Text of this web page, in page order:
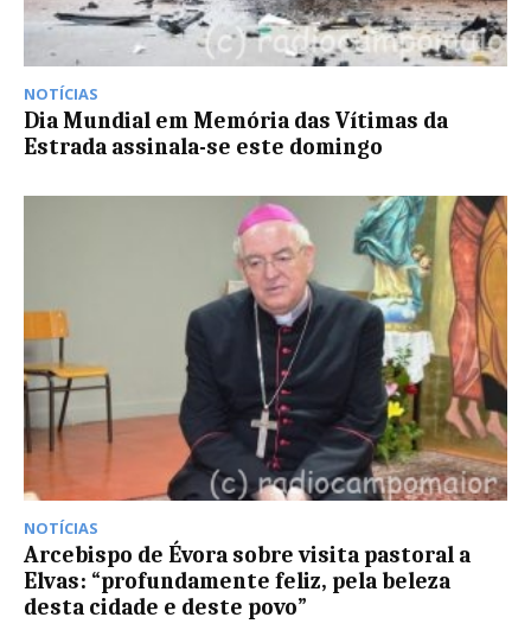
NOTÍCIAS
Dia Mundial em Memória das Vítimas da
Estrada assinala-se este domingo
NOTÍCIAS
Arcebispo de Évora sobre visita pastoral a
Elvas: “profundamente feliz, pela beleza
desta cidade e deste povo”